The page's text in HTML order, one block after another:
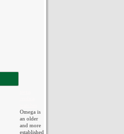
Omega is
an older
and more
established